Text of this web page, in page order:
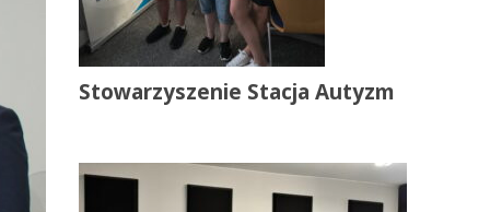
Stowarzyszenie Stacja Autyzm